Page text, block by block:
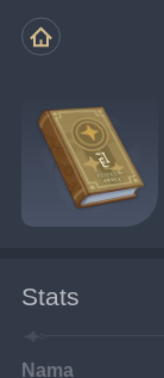
Stats
Nama